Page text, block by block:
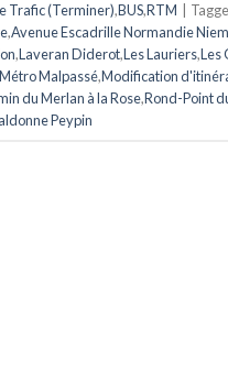
Trafic (Terminer),BUS,RTM
,Avenue Escadrille Normandie
,Laveran Diderot,Les Lauriers,Les
Métro Malpassé,Modification
du Merlan à la Rose,Rond-Point
Peypin